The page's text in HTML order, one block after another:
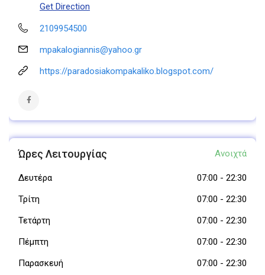
Get Direction
2109954500
mpakalogiannis@yahoo.gr
https://paradosiakompakaliko.blogspot.com/
Ώρες Λειτουργίας Ανοιχτά
Δευτέρα 07:00 - 22:30
Τρίτη
07:00 - 22:30
Τετάρτη
07:00 - 22:30
Πέμπτη
07:00 - 22:30
Παρασκευή
07:00 - 22:30